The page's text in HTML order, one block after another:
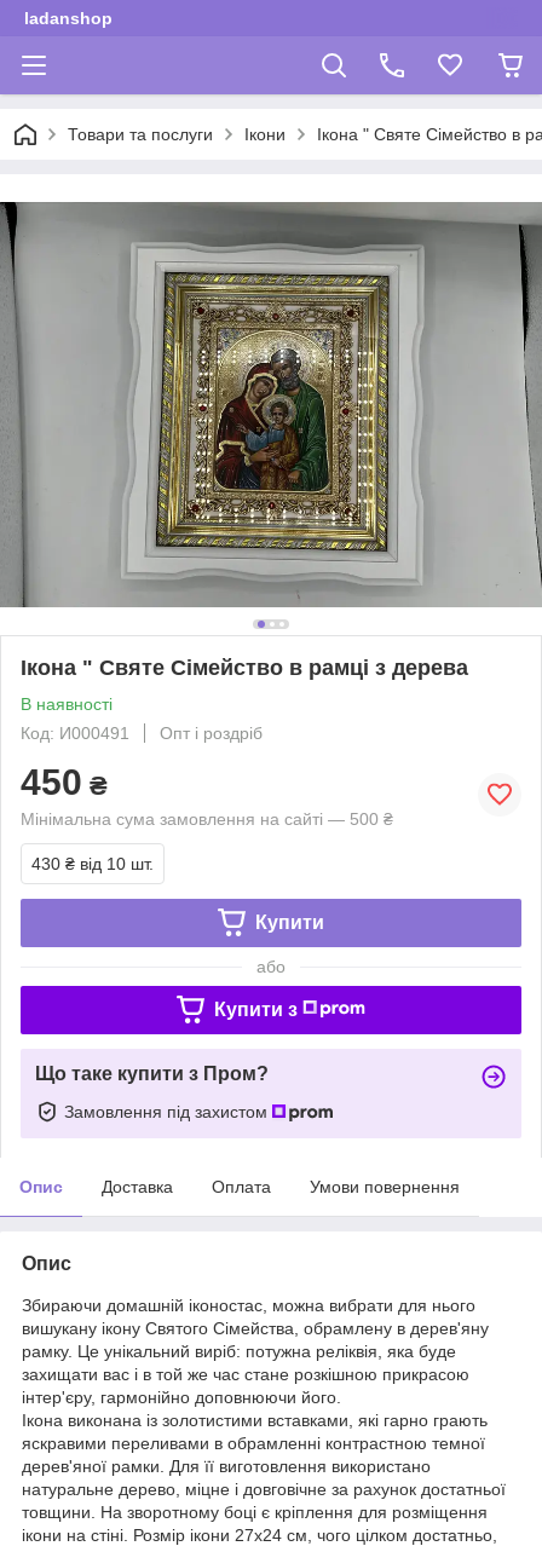
ladanshop
Товари та послуги Ікони Ікона " Святе Сімейство в
Ікона " Святе Сімейство в рамці з дерева
В наявності
Код: И000491
Опт і роздріб
450 ₴
Мінімальна сума замовлення на сайті — 500 ₴
430 ₴ від 10 шт.
Купити
або
Купити з
Що таке купити з Пром?
Замовлення під захистом
Опис Доставка Оплата Умови повернення
Опис
Збираючи домашній іконостас, можна вибрати для нього
вишукану ікону Святого Сімейства, обрамлену в дерев'яну
рамку. Це унікальний виріб: потужна реліквія, яка буде
захищати вас і в той же час стане розкішною прикрасою
інтер'єру, гармонійно доповнюючи його.
Ікона виконана із золотистими вставками, які гарно грають
яскравими переливами в обрамленні контрастною темної
дерев'яної рамки. Для її виготовлення використано
натуральне дерево, міцне і довговічне за рахунок достатньої
товщини. На зворотному боці є кріплення для розміщення
ікони на стіні. Розмір ікони 27х24 см, чого цілком достатньо,